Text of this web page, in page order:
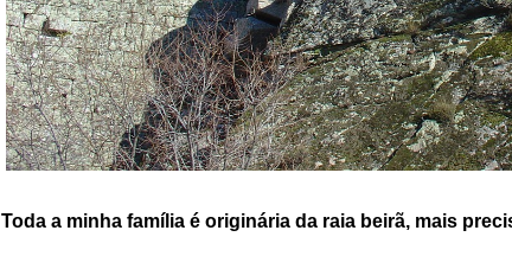
Toda a minha família é originária da raia beirã, mais